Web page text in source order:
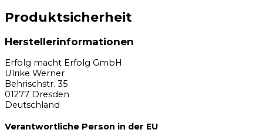
Produktsicherheit
Herstellerinformationen
Erfolg macht Erfolg GmbH
Ulrike Werner
Behrischstr. 35
01277 Dresden
Deutschland
Verantwortliche Person in der EU